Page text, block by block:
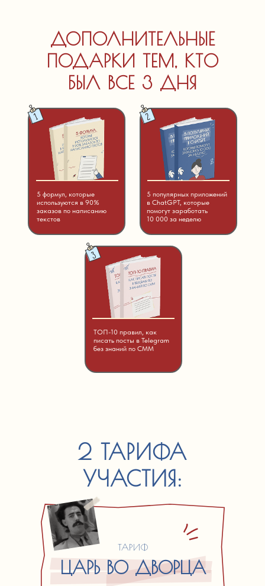
ТОП-10 правил, как
писать посты в Telegram
без знаний по СММ
5 формул, которые
используются в 90%
заказов по написанию
текстов
5 популярных приложений
в ChatGPT, которые
помогут заработать
10 000 за неделю
ДОПОЛНИТЕЛЬНЫЕ
ПОДАРКИ ТЕМ, КТО
БЫЛ ВСЕ 3 ДНЯ
2 ТАРИФА
УЧАСТИЯ:
ТАРИФ
ЦАРЬ ВО ДВОРЦА